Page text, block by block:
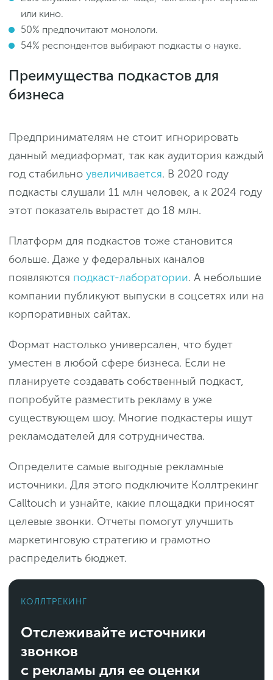
или кино.
50% предпочитают монологи.
54% респондентов выбирают подкасты о науке.
Преимущества подкастов для
бизнеса
Предпринимателям не стоит игнорировать
данный медиаформат, так как аудитория каждый
год стабильно увеличивается. В 2020 году
подкасты слушали 11 млн человек, а к 2024 году
этот показатель вырастет до 18 млн.
Платформ для подкастов тоже становится
больше. Даже у федеральных каналов
появляются подкаст-лаборатории. А небольшие
компании публикуют выпуски в соцсетях или на
корпоративных сайтах.
Формат настолько универсален, что будет
уместен в любой сфере бизнеса. Если не
планируете создавать собственный подкаст,
попробуйте разместить рекламу в уже
существующем шоу. Многие подкастеры ищут
рекламодателей для сотрудничества.
Определите самые выгодные рекламные
источники. Для этого подключите Коллтрекинг
Calltouch и узнайте, какие площадки приносят
целевые звонки. Отчеты помогут улучшить
маркетинговую стратегию и грамотно
распределить бюджет.
КОЛЛТРЕКИНГ
Отслеживайте источники
звонков
с рекламы для ее оценки